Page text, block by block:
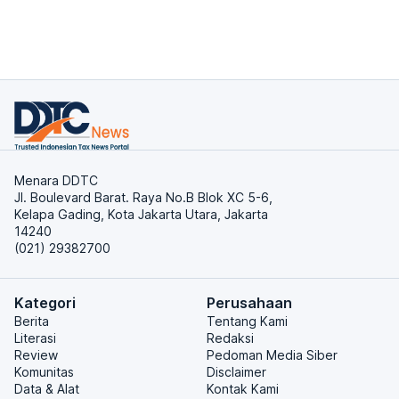
Menara DDTC
Jl. Boulevard Barat. Raya No.B Blok XC 5-6,
Kelapa Gading, Kota Jakarta Utara, Jakarta
14240
(021) 29382700
Kategori
Berita
Literasi
Review
Komunitas
Data & Alat
Perusahaan
Tentang Kami
Redaksi
Pedoman Media Siber
Disclaimer
Kontak Kami